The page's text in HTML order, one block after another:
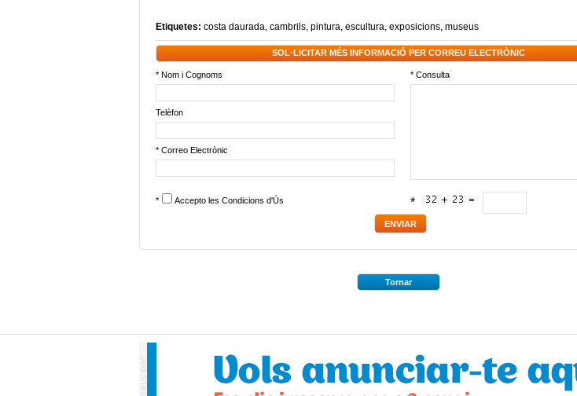
Etiquetes: costa daurada, cambrils, pintura, escultura, exposicions, museus
SOL·LICITAR MÉS INFORMACIÓ PER CORREU ELECTRÒNIC
* Nom i Cognoms * Consulta
Telèfon
* Correo Electrònic
* Accepto les Condicions d'Ús *
Tornar